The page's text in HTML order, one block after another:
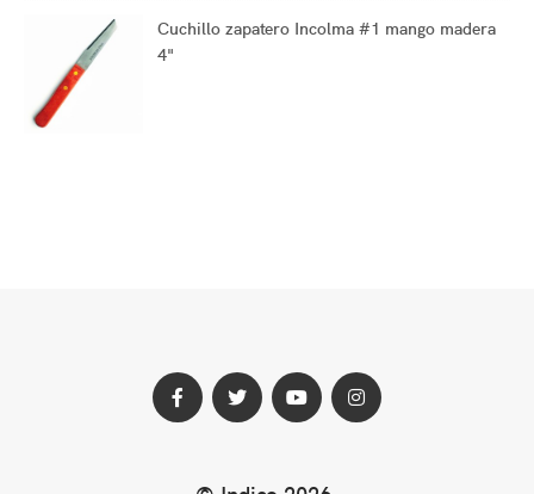
Cuchillo zapatero Incolma #1 mango madera
4"